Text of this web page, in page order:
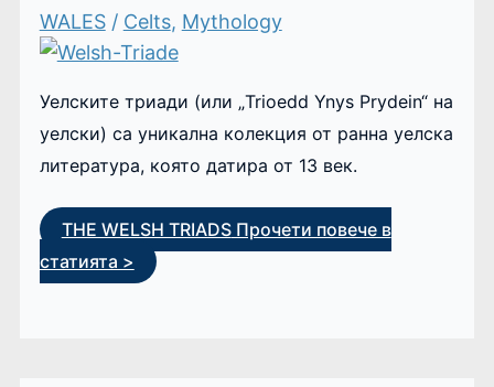
WALES/ Celts, Mythology
Уелските триади (или „Trioedd Ynys Prydein“ на
уелски) са уникална колекция от ранна уелска
литература, която датира от 13 век.
THE WELSH TRIADSПрочети повече в
статията >